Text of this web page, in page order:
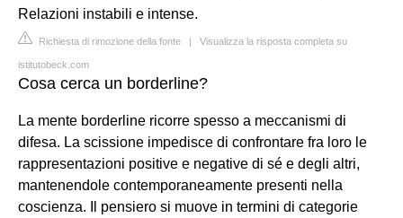
Relazioni instabili e intense.
Richiesta di rimozione della fonte | Visualizza la risposta completa su
istitutobeck.com
Cosa cerca un borderline?
La mente borderline ricorre spesso a meccanismi di
difesa. La scissione impedisce di confrontare fra loro le
rappresentazioni positive e negative di sé e degli altri,
mantenendole contemporaneamente presenti nella
coscienza. Il pensiero si muove in termini di categorie